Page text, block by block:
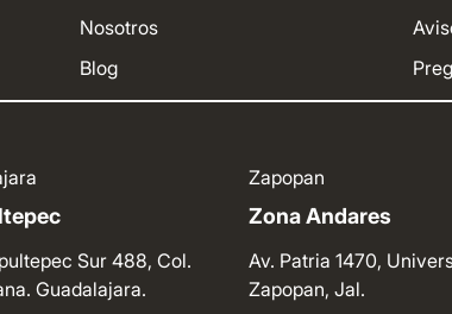
Nosotros
Blog
Sur 488, Col.
Guadalajara.
Zapopan
Zona Andares
Av. Patria 1470,
Zapopan, Jal.